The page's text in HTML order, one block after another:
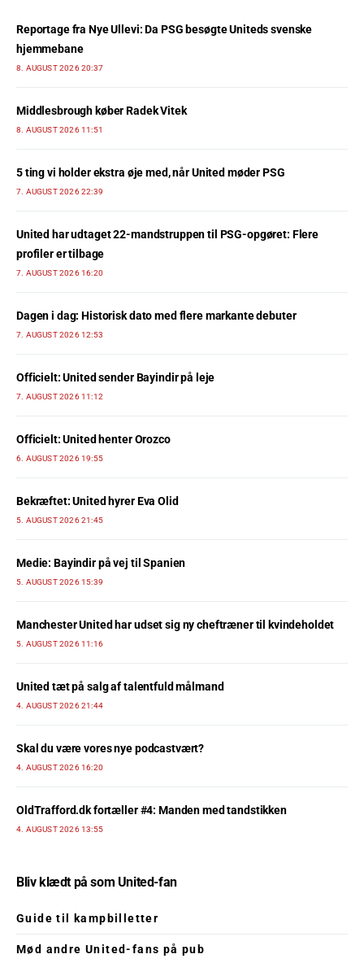
Reportage fra Nye Ullevi: Da PSG besøgte Uniteds svenske
hjemmebane
8. AUGUST 2026 20:37
Middlesbrough køber Radek Vitek
8. AUGUST 2026 11:51
5 ting vi holder ekstra øje med, når United møder PSG
7. AUGUST 2026 22:39
United har udtaget 22-mandstruppen til PSG-opgøret: Flere
profiler er tilbage
7. AUGUST 2026 16:20
Dagen i dag: Historisk dato med flere markante debuter
7. AUGUST 2026 12:53
Officielt: United sender Bayindir på leje
7. AUGUST 2026 11:12
Officielt: United henter Orozco
6. AUGUST 2026 19:55
Bekræftet: United hyrer Eva Olid
5. AUGUST 2026 21:45
Medie: Bayindir på vej til Spanien
5. AUGUST 2026 15:39
Manchester United har udset sig ny cheftræner til kvindeholdet
5. AUGUST 2026 11:16
United tæt på salg af talentfuld målmand
4. AUGUST 2026 21:44
Skal du være vores nye podcastvært?
4. AUGUST 2026 16:20
OldTrafford.dk fortæller #4: Manden med tandstikken
4. AUGUST 2026 13:55
Bliv klædt på som United-fan
Guide til kampbilletter
Mød andre United-fans på pub